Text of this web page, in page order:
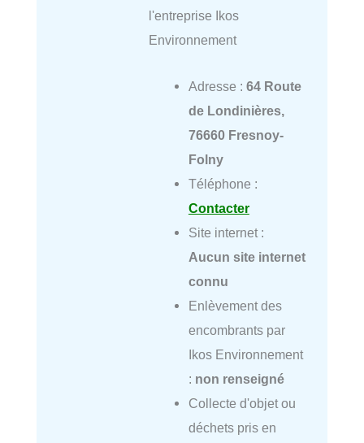
l'entreprise Ikos
Environnement
Adresse : 64 Route
de Londinières,
76660 Fresnoy-
Folny
Téléphone :
Contacter
Site internet :
Aucun site internet
connu
Enlèvement des
encombrants par
Ikos Environnement
: non renseigné
Collecte d'objet ou
déchets pris en